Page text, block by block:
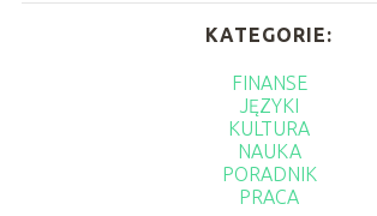
KATEGORIE:
FINANSE
JĘZYKI
KULTURA
NAUKA
PORADNIK
PRACA